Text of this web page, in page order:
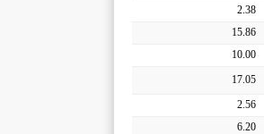
2.38
15.86
10.00
17.05
2.56
6.20